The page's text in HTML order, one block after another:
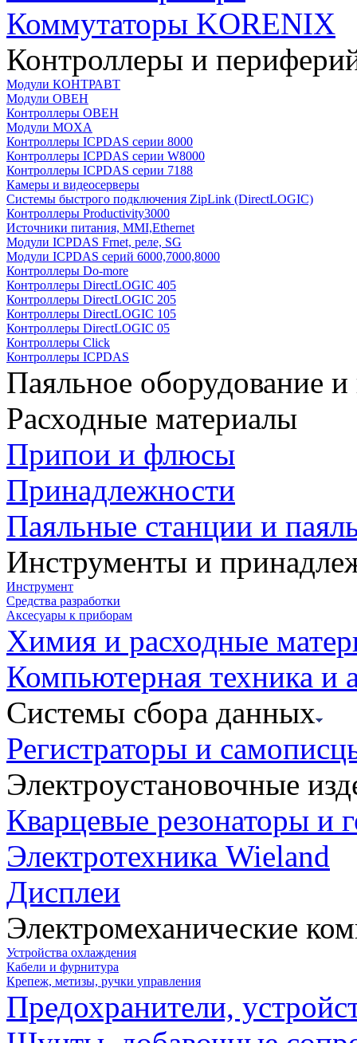
Коммутаторы KORENIX
Контроллеры и
Модули КОНТРАВТ
Модули ОВЕН
Контроллеры ОВЕН
Модули MOXA
Контроллеры ICPDAS серии 8000
Контроллеры ICPDAS серии W8000
Контроллеры ICPDAS серии 7188
Камеры и видеосерверы
Системы быстрого подключения ZipLink (DirectLOGIC)
Контроллеры Productivity3000
Источники питания, MMI,Ethernet
Модули ICPDAS Frnet, реле, SG
Модули ICPDAS серий 6000,7000,8000
Контроллеры Do-more
Контроллеры DirectLOGIC 405
Контроллеры DirectLOGIC 205
Контроллеры DirectLOGIC 105
Контроллеры DirectLOGIC 05
Контроллеры Click
Контроллеры ICPDAS
Паяльное оборудование
Расходные материалы
Припои и флюсы
Принадлежности
Паяльные станции и
Инструменты и
Инструмент
Средства разработки
Аксесуары к приборам
Химия и расходные
Компьютерная техника и
Системы сбора данных
Регистраторы и
Электроустановочные
Кварцевые резонаторы и
Электротехника Wieland
Дисплеи
Электромеханические
Устройства охлаждения
Кабели и фурнитура
Крепеж, метизы, ручки управления
Предохранители,